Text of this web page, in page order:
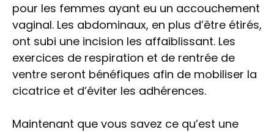
pour les femmes ayant eu un accouchement
vaginal. Les abdominaux, en plus d’être étirés,
ont subi une incision les affaiblissant. Les
exercices de respiration et de rentrée de
ventre seront bénéfiques afin de mobiliser la
cicatrice et d’éviter les adhérences.
Maintenant que vous savez ce qu’est une